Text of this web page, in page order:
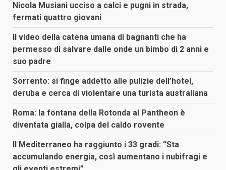
Nicola Musiani ucciso a calci e pugni in strada,
fermati quattro giovani
Il video della catena umana di bagnanti che ha
permesso di salvare dalle onde un bimbo di 2 anni e
suo padre
Sorrento: si finge addetto alle pulizie dell’hotel,
deruba e cerca di violentare una turista australiana
Roma: la fontana della Rotonda al Pantheon è
diventata gialla, colpa del caldo rovente
Il Mediterraneo ha raggiunto i 33 gradi: “Sta
accumulando energia, così aumentano i nubifragi e